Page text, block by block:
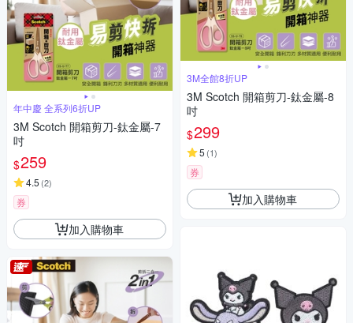
年中慶 全系列6折UP
3M Scotch 開箱剪刀-鈦金屬-7
吋
$259
4.5 (2)
券
加入購物車
3M全館8折UP
3M Scotch 開箱剪刀-鈦金屬-8
吋
$299
5 (1)
券
加入購物車